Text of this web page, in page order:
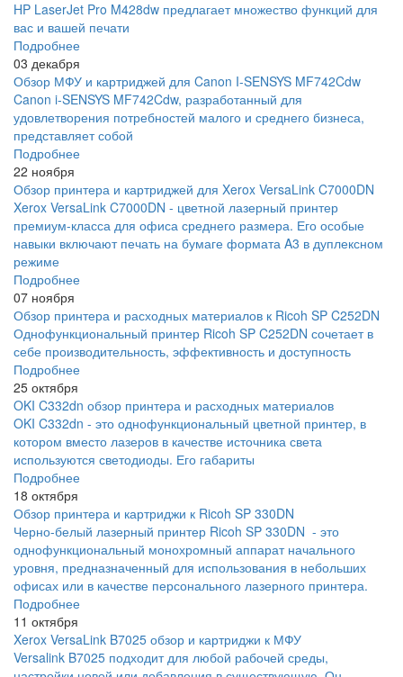
HP LaserJet Pro M428dw предлагает множество функций для
вас и вашей печати
Подробнее
03 декабря
Обзор МФУ и картриджей для Canon I-SENSYS MF742Cdw
Canon i-SENSYS MF742Cdw, разработанный для
удовлетворения потребностей малого и среднего бизнеса,
представляет собой
Подробнее
22 ноября
Обзор принтера и картриджей для Xerox VersaLink C7000DN
Xerox VersaLink C7000DN - цветной лазерный принтер
премиум-класса для офиса среднего размера. Его особые
навыки включают печать на бумаге формата A3 в дуплексном
режиме
Подробнее
07 ноября
Обзор принтера и расходных материалов к Ricoh SP C252DN
Однофункциональный принтер Ricoh SP C252DN сочетает в
себе производительность, эффективность и доступность
Подробнее
25 октября
OKI C332dn обзор принтера и расходных материалов
OKI C332dn - это однофункциональный цветной принтер, в
котором вместо лазеров в качестве источника света
используются светодиоды. Его габариты
Подробнее
18 октября
Обзор принтера и картриджи к Ricoh SP 330DN
Черно-белый лазерный принтер Ricoh SP 330DN - это
однофункциональный монохромный аппарат начального
уровня, предназначенный для использования в небольших
офисах или в качестве персонального лазерного принтера.
Подробнее
11 октября
Xerox VersaLink B7025 обзор и картриджи к МФУ
Versalink B7025 подходит для любой рабочей среды,